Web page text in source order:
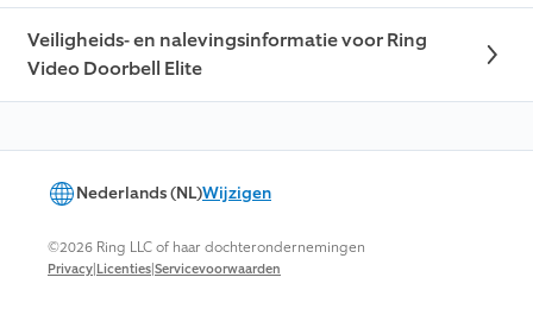
Veiligheids- en nalevingsinformatie voor Ring
Video Doorbell Elite
Nederlands (NL)Wijzigen
©2026 Ring LLC of haar dochterondernemingen
Privacy|Licenties|Servicevoorwaarden